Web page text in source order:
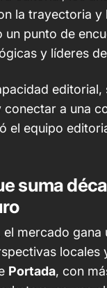
la trayectoria y
un punto de
y líderes
editorial,
a una
el equipo
suma
el mercado gana
locales
Portada, con